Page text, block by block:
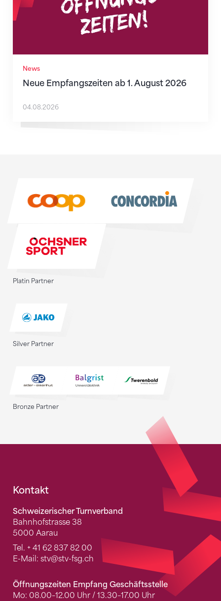
News
Neue Empfangszeiten ab 1. August 2026
04.08.2026
Platin Partner
Silver Partner
Bronze Partner
Fusszeile
Kontakt
Schweizerischer Turnverband
Bahnhofstrasse 38
5000 Aarau
Tel. + 41 62 837 82 00
E-Mail: stv@stv-fsg.ch
Öffnungszeiten Empfang Geschäftsstelle
Mo: 08.00–12.00 Uhr / 13.30–17.00 Uhr